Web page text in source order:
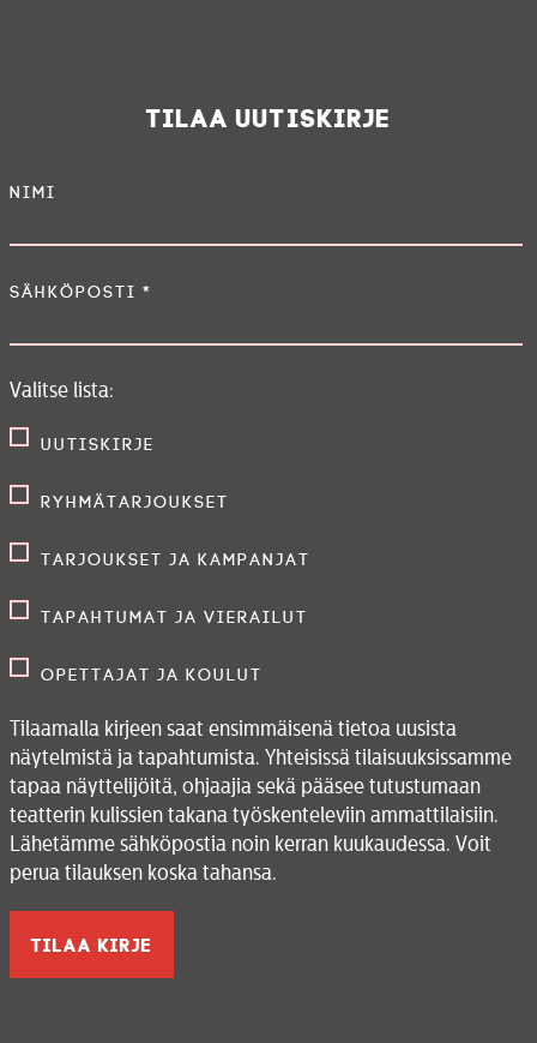
Tilaa uutiskirje
Nimi
Sähköposti *
Valitse lista:
Uutiskirje
Ryhmätarjoukset
Tarjoukset ja kampanjat
Tapahtumat ja vierailut
Opettajat ja koulut
Tilaamalla kirjeen saat ensimmäisenä tietoa uusista
näytelmistä ja tapahtumista. Yhteisissä tilaisuuksissamme
tapaa näyttelijöitä, ohjaajia sekä pääsee tutustumaan
teatterin kulissien takana työskenteleviin ammattilaisiin.
Lähetämme sähköpostia noin kerran kuukaudessa. Voit
perua tilauksen koska tahansa.